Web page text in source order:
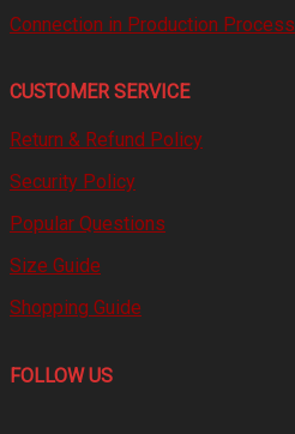
Connection in Production Process
CUSTOMER SERVICE
Return & Refund Policy
Security Policy
Popular Questions
Size Guide
Shopping Guide
FOLLOW US